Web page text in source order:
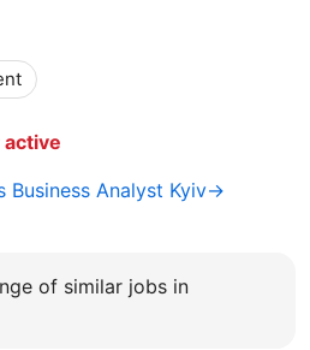
active
Business Analyst Kyiv→
of similar jobs in